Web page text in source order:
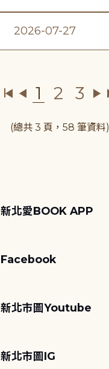
2026-07-27
1 2 3
(總共 3 頁，58 筆資料)
新北愛BOOK APP
Facebook
新北市圖Youtube
新北市圖IG